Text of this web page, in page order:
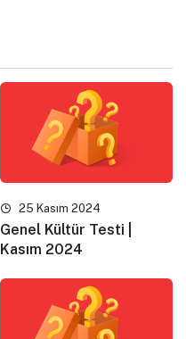
25 Kasım 2024
Genel Kültür Testi |
Kasım 2024